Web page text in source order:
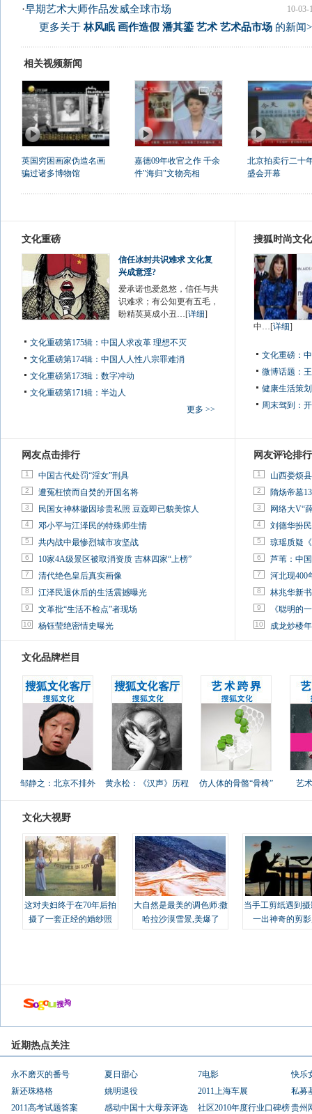
10-03-
·早期艺术大师作品发威全球市场
更多关于林风眠 画作造假 潘其鎏 艺术 艺术品市场的新闻
相关视频新闻
英国穷困画家伪造名画
骗过诸多博物馆
嘉德09年收官之作 千余
件"海归"文物亮相
北京拍卖行二十
盛会开幕
文化重磅
信任冰封共识难求 文化复
兴成意淫?
爱承诺也爱忽悠，信任与共
识难求；有公知更有五毛，
盼精英莫成小丑…[详细]
文化重磅第175辑：中国人求改革 理想不灭
文化重磅第174辑：中国人人性八宗罪难消
文化重磅第173辑：数字冲动
文化重磅第171辑：半边人
更多 >>
搜狐时尚文
中…[详细]
文化重磅：
微博话题：
健康生活策
周末驾到：
网友点击排行
1 中国古代处罚“淫女”刑具
2 遭冤枉愤而自焚的开国名将
3 民国女神林徽因珍贵私照 豆蔻即已貌美惊人
4 邓小平与江泽民的特殊师生情
5 共内战中最惨烈城市攻坚战
6 10家4A级景区被取消资质 吉林四家“上榜”
7 清代绝色皇后真实画像
8 江泽民退休后的生活震撼曝光
9 文革批“生活不检点”者现场
10 杨钰莹绝密情史曝光
网友评论排行
1 山西娄烦
2 隋炀帝墓
3 网络大V“
4 刘德华扮
5 琼瑶质疑
6 芦苇：中
7 河北现400
8 林兆华新
9 《聪明的
10 成龙炒楼
文化品牌栏目
邹静之：北京不排外 黄永松：《汉声》历程 仿人体的骨骼“骨椅” 艺
文化大视野
这对夫妇终于在70年后拍
摄了一套正经的婚纱照
大自然是最美的调色师:撒
哈拉沙漠雪景,美爆了
当手工剪纸遇到
一出神奇的剪
近期热点关注
永不磨灭的番号 夏日甜心 7电影
快乐
新还珠格格
姚明退役 2011上海车展
私募
2011高考试题答案
感动中国十大母亲评选 社区2010年度行业口碑榜贵州